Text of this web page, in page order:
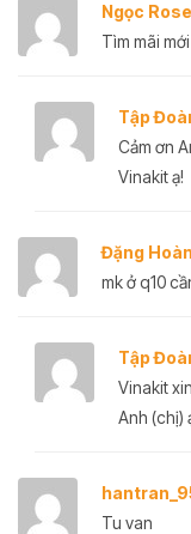
Ngọc Rose
Tìm mãi
Tập
Cảm ơn
Vinakit ạ!
Đặng
mk ở q10
Tập
Vinakit
Anh (chị)
Tu van